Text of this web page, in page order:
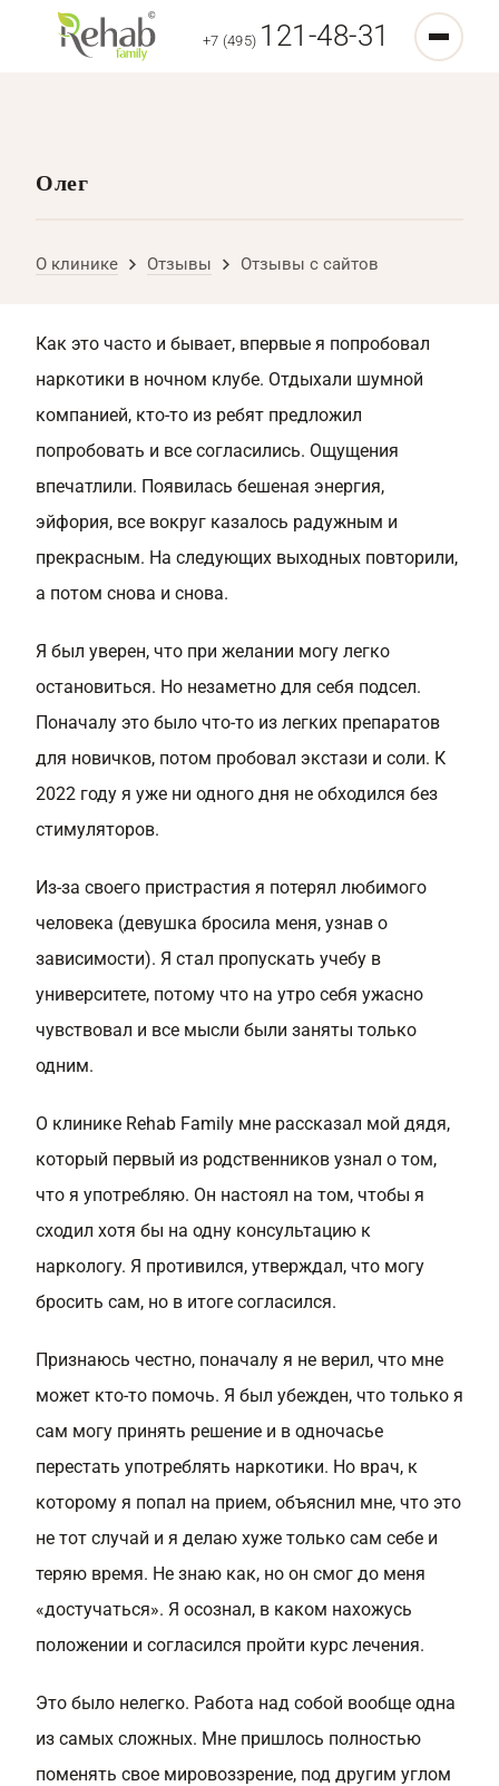
+7 (495) 121-48-31
Олег
О клинике Отзывы Отзывы с сайтов
Как это часто и бывает, впервые я попробовал
наркотики в ночном клубе. Отдыхали шумной
компанией, кто-то из ребят предложил
попробовать и все согласились. Ощущения
впечатлили. Появилась бешеная энергия,
эйфория, все вокруг казалось радужным и
прекрасным. На следующих выходных повторили,
а потом снова и снова.
Я был уверен, что при желании могу легко
остановиться. Но незаметно для себя подсел.
Поначалу это было что-то из легких препаратов
для новичков, потом пробовал экстази и соли. К
2022 году я уже ни одного дня не обходился без
стимуляторов.
Из-за своего пристрастия я потерял любимого
человека (девушка бросила меня, узнав о
зависимости). Я стал пропускать учебу в
университете, потому что на утро себя ужасно
чувствовал и все мысли были заняты только
одним.
О клинике Rehab Family мне рассказал мой дядя,
который первый из родственников узнал о том,
что я употребляю. Он настоял на том, чтобы я
сходил хотя бы на одну консультацию к
наркологу. Я противился, утверждал, что могу
бросить сам, но в итоге согласился.
Признаюсь честно, поначалу я не верил, что мне
может кто-то помочь. Я был убежден, что только я
сам могу принять решение и в одночасье
перестать употреблять наркотики. Но врач, к
которому я попал на прием, объяснил мне, что это
не тот случай и я делаю хуже только сам себе и
теряю время. Не знаю как, но он смог до меня
«достучаться». Я осознал, в каком нахожусь
положении и согласился пройти курс лечения.
Это было нелегко. Работа над собой вообще одна
из самых сложных. Мне пришлось полностью
поменять свое мировоззрение, под другим углом